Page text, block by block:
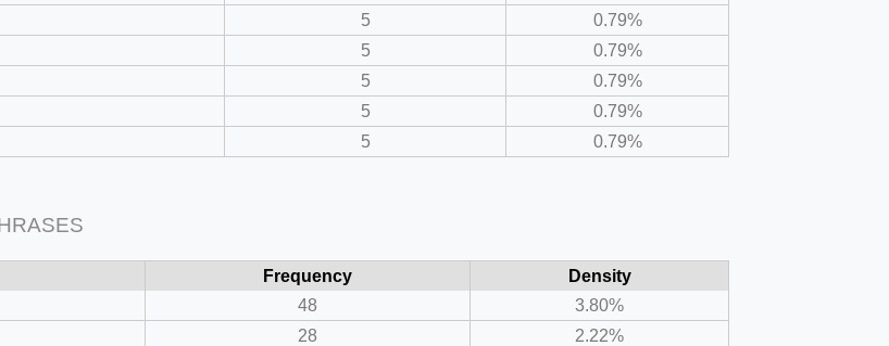
5
0.79%
5
0.79%
5
0.79%
5
0.79%
5 0.79%
Frequency
Density
48
3.80%
28
2.22%